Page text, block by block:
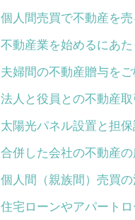
個人間売買で不動産を
不動産業を始めるにあ
夫婦間の不動産贈与を
法人と役員との不動産
太陽光パネル設置と担
合併した会社の不動産
個人間（親族間）売買
住宅ローンやアパート